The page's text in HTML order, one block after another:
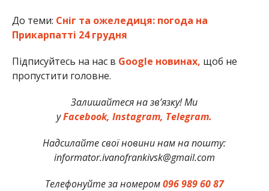
До теми: Сніг та ожеледиця: погода на
Прикарпатті 24 грудня
Підписуйтесь на нас в Google новинах, щоб не
пропустити головне.
Залишайтеся на зв’язку! Ми
уFacebook, Instagram, Telegram.
Надсилайте свої новини нам на пошту:
informator.ivanofrankivsk@gmail.com
Телефонуйте за номером096 989 60 87